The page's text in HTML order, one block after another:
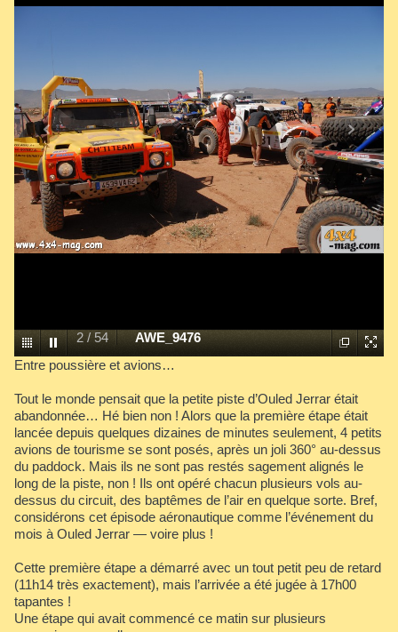
2 / 54
AWE_9476
Entre poussière et avions…
Tout le monde pensait que la petite piste d’Ouled Jerrar était
abandonnée… Hé bien non ! Alors que la première étape était
lancée depuis quelques dizaines de minutes seulement, 4 petits
avions de tourisme se sont posés, après un joli 360° au-dessus
du paddock. Mais ils ne sont pas restés sagement alignés le
long de la piste, non ! Ils ont opéré chacun plusieurs vols au-
dessus du circuit, des baptêmes de l’air en quelque sorte. Bref,
considérons cet épisode aéronautique comme l’événement du
mois à Ouled Jerrar — voire plus !
Cette première étape a démarré avec un tout petit peu de retard
(11h14 très exactement), mais l’arrivée a été jugée à 17h00
tapantes !
Une étape qui avait commencé ce matin sur plusieurs